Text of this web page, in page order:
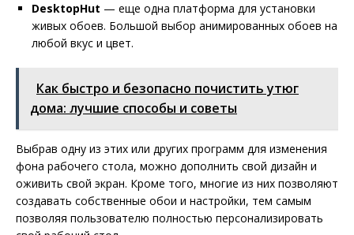
DesktopHut — еще одна платформа для установки
живых обоев. Большой выбор анимированных обоев на
любой вкус и цвет.
Как быстро и безопасно почистить утюг
дома: лучшие способы и советы
Выбрав одну из этих или других программ для изменения
фона рабочего стола, можно дополнить свой дизайн и
оживить свой экран. Кроме того, многие из них позволяют
создавать собственные обои и настройки, тем самым
позволяя пользователю полностью персонализировать